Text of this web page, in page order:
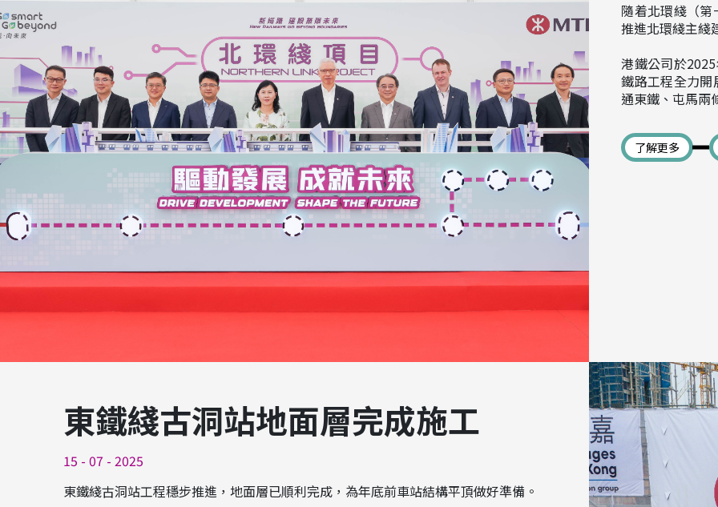
隨着北環綫（
推進北環綫主綫
港鐵公司於
鐵路工程全力
通東鐵、屯馬兩
了解更多
東鐵綫古洞站地面層完成施工
15 - 07 - 2025
東鐵綫古洞站工程穩步推進，地面層已順利完成，為年底前車站結構平頂做好準備。